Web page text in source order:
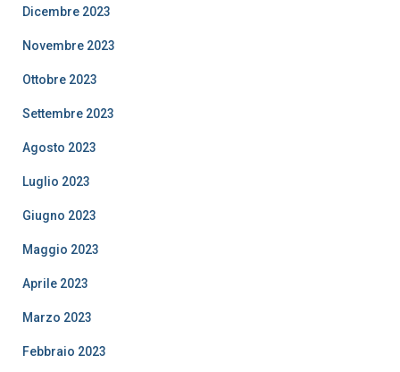
Dicembre 2023
Novembre 2023
Ottobre 2023
Settembre 2023
Agosto 2023
Luglio 2023
Giugno 2023
Maggio 2023
Aprile 2023
Marzo 2023
Febbraio 2023